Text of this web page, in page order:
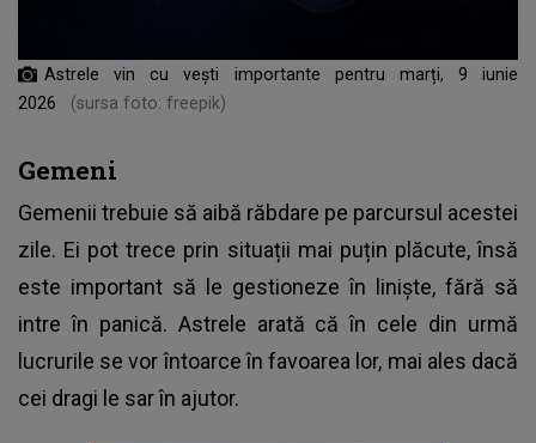
Astrele vin cu vești importante pentru marți, 9 iunie
2026
(sursa foto: freepik)
Gemeni
Gemenii trebuie să aibă răbdare pe parcursul acestei
zile. Ei pot trece prin situații mai puțin plăcute, însă
este important să le gestioneze în liniște, fără să
intre în panică. Astrele arată că în cele din urmă
lucrurile se vor întoarce în favoarea lor, mai ales dacă
cei dragi le sar în ajutor.